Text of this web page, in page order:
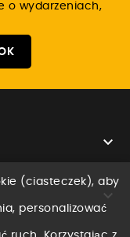
o wydarzeniach,


(ciasteczek), aby
personalizować